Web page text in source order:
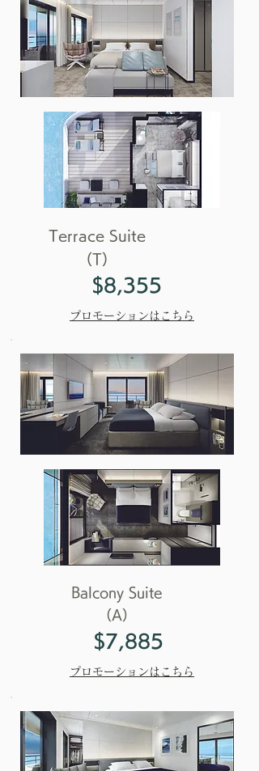
Terrace Suite
（T）
$8,355
プロモーションはこちら
Balcony Suite
（A）
$7,885
プロモーションはこちら